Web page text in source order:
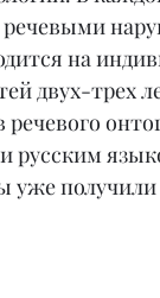
речевыми
на
двух-трех
русским
уже